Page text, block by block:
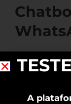
Sim,
podem
entanto,
A